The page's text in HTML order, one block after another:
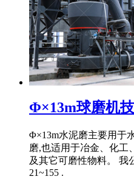
Φ×13m球磨机
Φ×13m水泥磨主要用于
磨,也适用于冶金、化工
及其它可磨性物料。 我
21~155 .